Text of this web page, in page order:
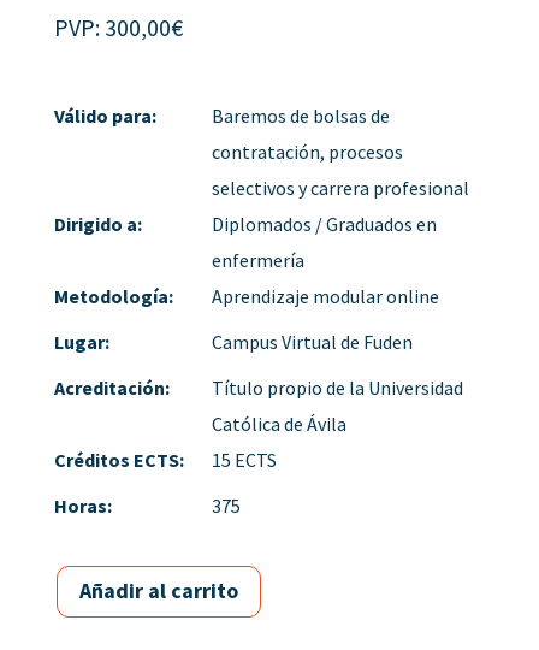
PVP: 300,00€
Válido para:
Baremos de bolsas de
contratación, procesos
selectivos y carrera profesional
Dirigido a:
Diplomados / Graduados en
enfermería
Metodología:
Aprendizaje modular online
Lugar:
Campus Virtual de Fuden
Acreditación:
Título propio de la Universidad
Católica de Ávila
Créditos ECTS:
15 ECTS
Horas:
375
Añadir al carrito